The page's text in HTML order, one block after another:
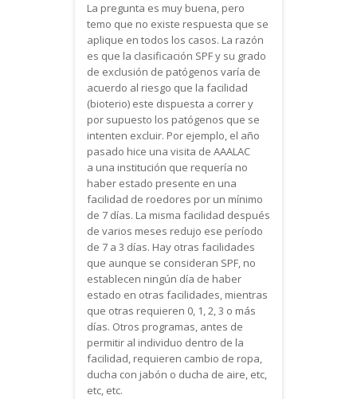
La pregunta es muy buena, pero
temo que no existe respuesta que se
aplique en todos los casos. La razón
es que la clasificación SPF y su grado
de exclusión de patógenos varía de
acuerdo al riesgo que la facilidad
(bioterio) este dispuesta a correr y
por supuesto los patógenos que se
intenten excluir. Por ejemplo, el año
pasado hice una visita de AAALAC
a una institución que requería no
haber estado presente en una
facilidad de roedores por un mínimo
de 7 días. La misma facilidad después
de varios meses redujo ese período
de 7 a 3 días. Hay otras facilidades
que aunque se consideran SPF, no
establecen ningún día de haber
estado en otras facilidades, mientras
que otras requieren 0, 1, 2, 3 o más
días. Otros programas, antes de
permitir al individuo dentro de la
facilidad, requieren cambio de ropa,
ducha con jabón o ducha de aire, etc,
etc, etc.